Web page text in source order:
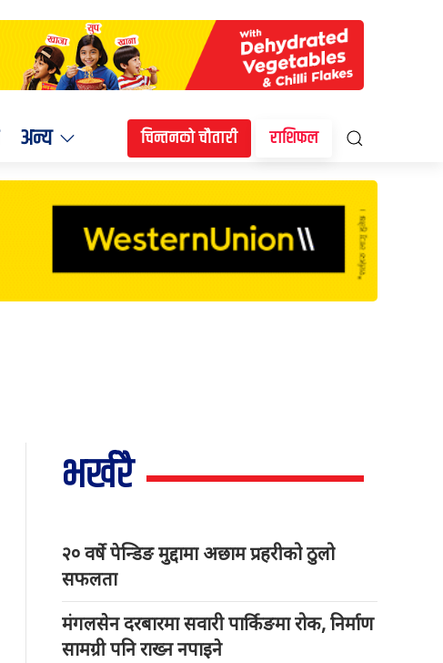
अन्य चिन्तनको चौतारी राशिफल
भर्खरै
२० वर्षे पेन्डिङ मुद्दामा अछाम प्रहरीको ठुलो
सफलता
मंगलसेन दरबारमा सवारी पार्किङमा रोक, निर्माण
सामग्री पनि राख्न नपाइने